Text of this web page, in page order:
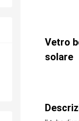
Vetro
solare